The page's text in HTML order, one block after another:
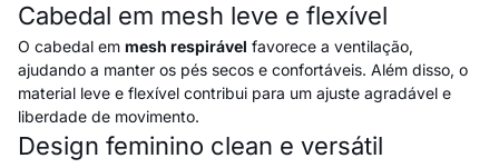
Cabedal em mesh leve e flexível
O cabedal em mesh respirável favorece a ventilação,
ajudando a manter os pés secos e confortáveis. Além disso, o
material leve e flexível contribui para um ajuste agradável e
liberdade de movimento.
Design feminino clean e versátil